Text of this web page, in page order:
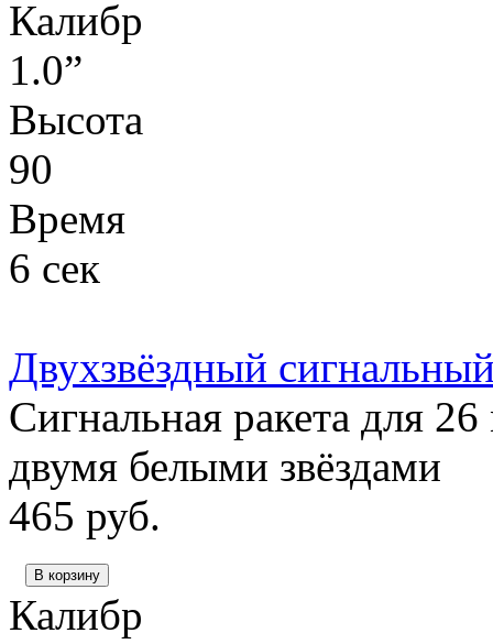
Калибр
1.0”
Высота
90
Время
6 сек
Двухзвёздный
Сигнальная ракета для
двумя белыми звёздами
465 руб.
В корзину
Калибр